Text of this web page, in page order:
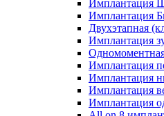
Имплантация
Имплантация
Двухэтапная
Имплантация
Имплантация
Имплантация
Имплантация
Имплантация